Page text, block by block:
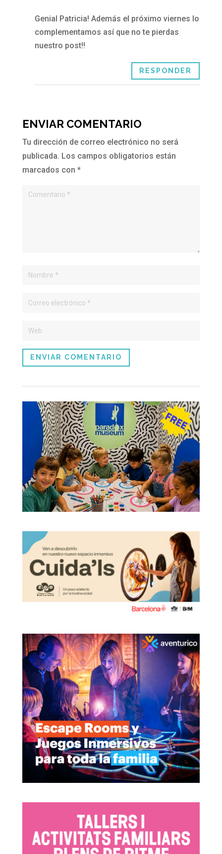
Genial Patricia! Además el próximo viernes lo
complementamos así que no te pierdas
nuestro post!!
RESPONDER
ENVIAR COMENTARIO
Tu dirección de correo electrónico no será
publicada. Los campos obligatorios están
marcados con *